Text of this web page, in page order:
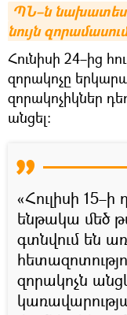
ՊՆ–ն
նույն
Հունիսի 24–ից
զորակոչը
զորակոչիկներ
անցել:
«Հուլիսի
ենթակա մեծ
գտնվում են
զորակոչն